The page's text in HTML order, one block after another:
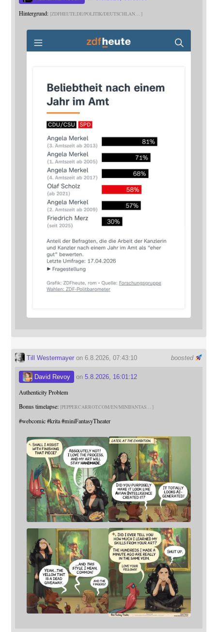
Hintergrund: ZDFHEUTE.DE/POLITIK/DEUTSCHLAN
boosted
Till Westermayeron 6.8.2026, 07:43:10
David Revoy on 5.8.2026, 16:01:12
Authenticity Problem
Bonus timelapse: PEPPERCARROT.COM/EN/MINIFANTAS
#webcomic #krita #miniFantasyTheater